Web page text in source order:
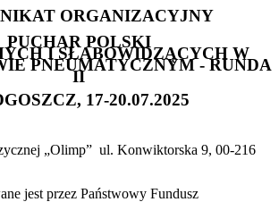
ORGANIZACYJNY
PUCHAR POLSKI
I SŁABOWIDZĄCYCH W
PNEUMATYCZNYM - RUNDA
II
17-20.07.2025
„Olimp” ul. Konwiktorska 9, 00-216
jest przez Państwowy Fundusz